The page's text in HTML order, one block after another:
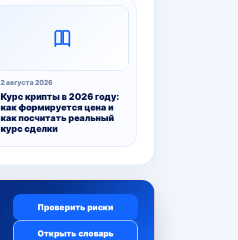
2 августа 2026
Курс крипты в 2026 году:
как формируется цена и
как посчитать реальный
курс сделки
Проверить риски
Открыть словарь